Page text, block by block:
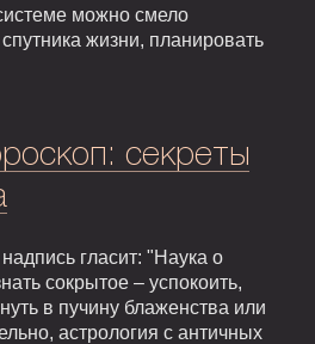
можно смело
жизни, планировать
секреты
гласит: "Наука о
сокрытое – успокоить,
в пучину блаженства или
астрология с античных